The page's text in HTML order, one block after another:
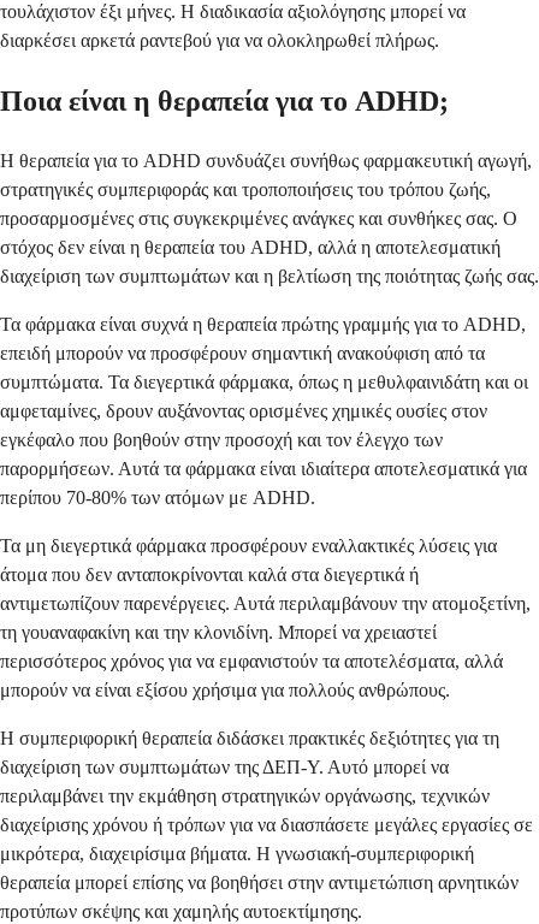
τουλάχιστον έξι μήνες. Η διαδικασία αξιολόγησης μπορεί να
διαρκέσει αρκετά ραντεβού για να ολοκληρωθεί πλήρως.
Ποια είναι η θεραπεία για το ADHD;
Η θεραπεία για το ADHD συνδυάζει συνήθως φαρμακευτική αγωγή,
στρατηγικές συμπεριφοράς και τροποποιήσεις του τρόπου ζωής,
προσαρμοσμένες στις συγκεκριμένες ανάγκες και συνθήκες σας. Ο
στόχος δεν είναι η θεραπεία του ADHD, αλλά η αποτελεσματική
διαχείριση των συμπτωμάτων και η βελτίωση της ποιότητας ζωής σας.
Τα φάρμακα είναι συχνά η θεραπεία πρώτης γραμμής για το ADHD,
επειδή μπορούν να προσφέρουν σημαντική ανακούφιση από τα
συμπτώματα. Τα διεγερτικά φάρμακα, όπως η μεθυλφαινιδάτη και οι
αμφεταμίνες, δρουν αυξάνοντας ορισμένες χημικές ουσίες στον
εγκέφαλο που βοηθούν στην προσοχή και τον έλεγχο των
παρορμήσεων. Αυτά τα φάρμακα είναι ιδιαίτερα αποτελεσματικά για
περίπου 70-80% των ατόμων με ADHD.
Τα μη διεγερτικά φάρμακα προσφέρουν εναλλακτικές λύσεις για
άτομα που δεν ανταποκρίνονται καλά στα διεγερτικά ή
αντιμετωπίζουν παρενέργειες. Αυτά περιλαμβάνουν την ατομοξετίνη,
τη γουαναφακίνη και την κλονιδίνη. Μπορεί να χρειαστεί
περισσότερος χρόνος για να εμφανιστούν τα αποτελέσματα, αλλά
μπορούν να είναι εξίσου χρήσιμα για πολλούς ανθρώπους.
Η συμπεριφορική θεραπεία διδάσκει πρακτικές δεξιότητες για τη
διαχείριση των συμπτωμάτων της ΔΕΠ-Υ. Αυτό μπορεί να
περιλαμβάνει την εκμάθηση στρατηγικών οργάνωσης, τεχνικών
διαχείρισης χρόνου ή τρόπων για να διασπάσετε μεγάλες εργασίες σε
μικρότερα, διαχειρίσιμα βήματα. Η γνωσιακή-συμπεριφορική
θεραπεία μπορεί επίσης να βοηθήσει στην αντιμετώπιση αρνητικών
προτύπων σκέψης και χαμηλής αυτοεκτίμησης.